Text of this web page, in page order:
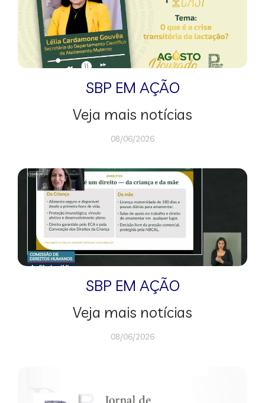
SBP EM AÇÃO
Veja mais notícias
08/06/2026
SBP EM AÇÃO
Veja mais notícias
08/06/2026